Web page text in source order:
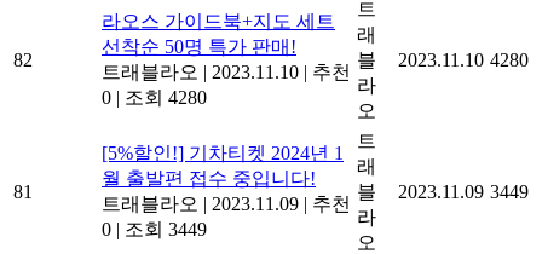
82
라오스 가이드북+지도 세트
선착순 50명 특가 판매!
트래블라오 | 2023.11.10 | 추천
0 | 조회 4280
트
래
블
라
오
2023.11.10 4280
81
[5%할인!] 기차티켓 2024년 1
월 출발편 접수 중입니다!
트래블라오 | 2023.11.09 | 추천
0 | 조회 3449
트
래
블
라
오
2023.11.09 3449